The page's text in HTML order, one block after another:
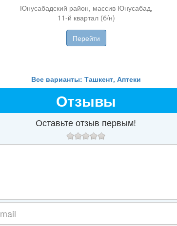
Юнусабадский район, массив Юнусабад,
11-й квартал (б/н)
Перейти
Все варианты: Ташкент, Аптеки
Отзывы
Оставьте отзыв первым!